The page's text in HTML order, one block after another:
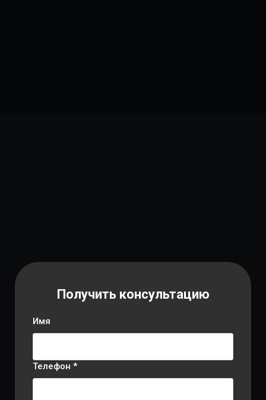
Получить консультацию
Имя
Телефон *